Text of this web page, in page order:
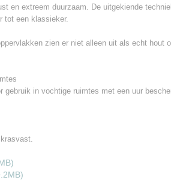
en extreem duurzaam. De uitgekiende
tot een klassieker.
zien er niet alleen uit als echt hout
gebruik in vochtige ruimtes met een uur